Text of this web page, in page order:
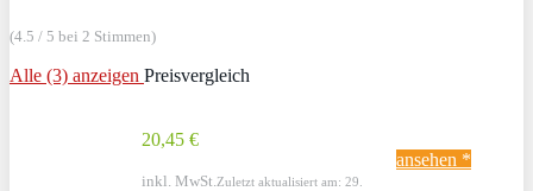
(4.5 / 5 bei 2 Stimmen)
Alle (3) anzeigen Preisvergleich
20,45 €
inkl. MwSt. Zuletzt aktualisiert am: 29.
ansehen *